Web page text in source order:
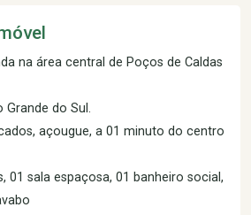
na área central de Poços de Caldas
Grande do Sul.
açougue, a 01 minuto do centro
01 sala espaçosa, 01 banheiro social,